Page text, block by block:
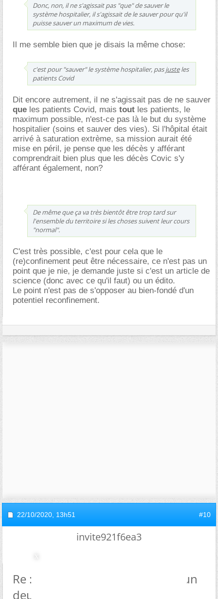
Donc, non, il ne s'agissait pas "que" de sauver le
système hospitalier, il s'agissait de le sauver pour qu'il
puisse sauver un maximum de vies.
Il me semble bien que je disais la même chose:
c'est pour "sauver" le système hospitalier, pasjusteles
patients Covid
Dit encore autrement, il ne s'agissait pas de ne sauver
que les patients Covid, mais tout les patients, le
maximum possible, n'est-ce pas là le but du système
hospitalier (soins et sauver des vies). Si l'hôpital était
arrivé à saturation extrème, sa mission aurait été
mise en péril, je pense que les décès y afférant
comprendrait bien plus que les décès Covic s'y
afférant également, non?
De même que ça va très bientôt être trop tard sur
l'ensemble du territoire si les choses suivent leur cours
"normal".
C'est très possible, c'est pour cela que le
(re)confinement peut être nécessaire, ce n'est pas un
point que je nie, je demande juste si c'est un article de
science (donc avec ce qu'il faut) ou un édito.
Le point n'est pas de s'opposer au bien-fondé d'un
potentiel reconfinement.
22/10/2020, 13h51 #10
invite921f6ea3
Re : Actu - Pandémie Covid-19 : un
deuxième confinement est-il